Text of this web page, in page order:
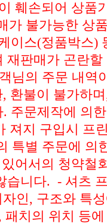
훼손되어 상품
가 불가능한 상
이스(정품박스)
판매가 곤란
님의 주문 내역
환불이 불가하
주문제작에 의
져지 구입시 프
특별 주문에 의
어서의 청약철
습니다. - 셔츠
인, 구조와 특
치의 위치 등